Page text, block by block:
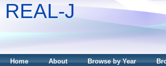
REAL-J
Home About Browse by Year